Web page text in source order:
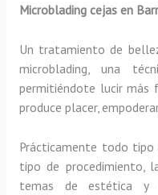
Microblading cejas en
Un tratamiento de
microblading, una
permitiéndote lucir más
produce placer,
Prácticamente todo tipo
tipo de procedimiento,
temas de estética y